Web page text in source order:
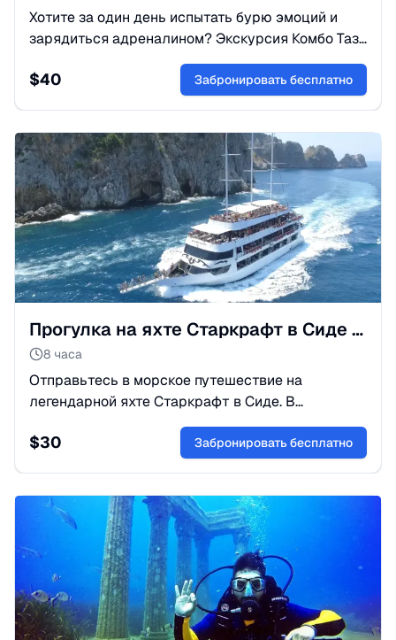
Хотите за один день испытать бурю эмоций и
зарядиться адреналином? Экскурсия Комбо Тази
подарит драйв, активный отдых и невероятные
пейзажи турецкой природы!
$40 Забронировать бесплатно
Прогулка на яхте Старкрафт в Сиде 🛥️ | Цены и программа 2026
8 часа
Отправьтесь в морское путешествие на
легендарной яхте Старкрафт в Сиде. В
программе: купание в чистых бухтах, обед и
яркое шоу на борту. Забронируйте отдых! 🌊✨
$30 Забронировать бесплатно